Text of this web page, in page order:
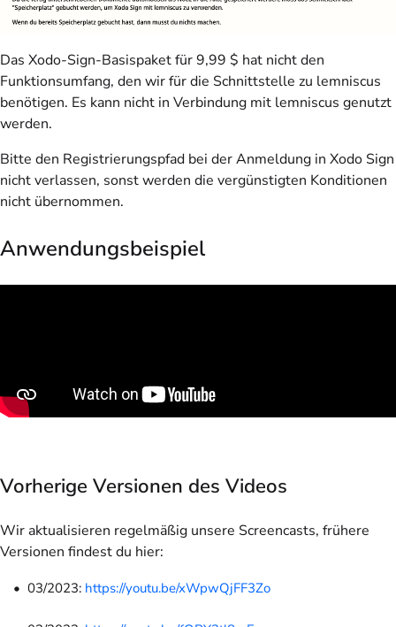
Das Xodo-Sign-Basispaket für 9,99 $ hat nicht den
Funktionsumfang, den wir für die Schnittstelle zu lemniscus
benötigen. Es kann nicht in Verbindung mit lemniscus genutzt
werden.
Bitte den Registrierungspfad bei der Anmeldung in Xodo Sign
nicht verlassen, sonst werden die vergünstigten Konditionen
nicht übernommen.
Anwendungsbeispiel
Vorherige Versionen des Videos
Wir aktualisieren regelmäßig unsere Screencasts, frühere
Versionen findest du hier:
03/2023: https://youtu.be/xWpwQjFF3Zo